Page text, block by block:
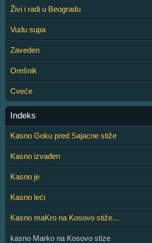
Živi i radi u Beogradu
Vudu supa
Zaveden
Orešnik
Cveće
Indeks
Kasno Goku pred Sajacne stiže
Kasno izvađen
Kasno je
Kasno leći
Kasno maKro na Kosovo stiže...
kasno Marko na Kosovo stize